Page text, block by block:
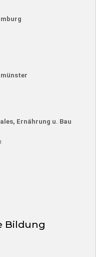
Ernährung u. Bau
Bildung